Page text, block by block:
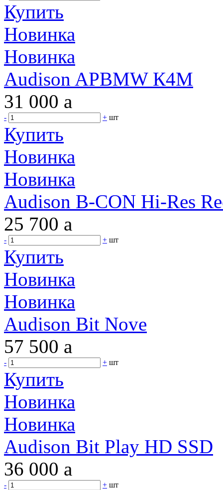
Купить
Новинка
Новинка
Audison APBMW К4M
31 000 a
- + шт
Купить
Новинка
Новинка
Audison B-CON Hi-Res
25 700 a
- + шт
Купить
Новинка
Новинка
Audison Bit Nove
57 500 a
- + шт
Купить
Новинка
Новинка
Audison Bit Play HD SSD
36 000 a
- + шт